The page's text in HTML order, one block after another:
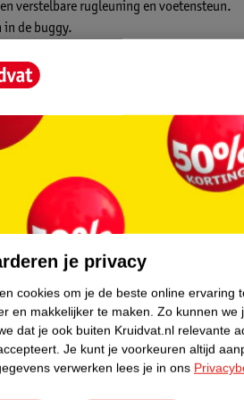
verstelbare rugleuning en voetensteun.
in de buggy.
De uitschuifbare XL zonnekap
zorgen voor optimale ventilatie.
gemaakt van gerecyclede plastic flessen.
Wil je de buggy nog verder
je privacy
cookies om je de beste online ervaring
en makkelijker te maken. Zo kunnen we
dat je ook buiten Kruidvat.nl relevante
Je kunt je voorkeuren altijd
verwerken lees je in ons